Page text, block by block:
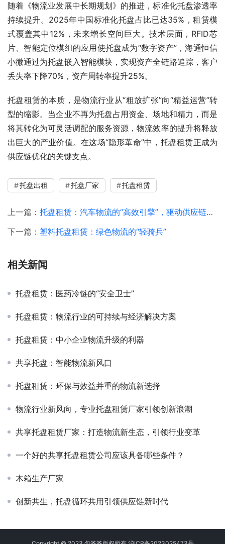
随着《物流业发展中长期规划》的推进，标准化托盘渗透率
持续提升。2025年中国标准化托盘占比已达35%，租赁模
式覆盖其中12%，未来增长空间巨大。技术层面，RFID芯
片、智能定位模组的应用使托盘成为“数字资产”，海通恒信
小微通过为托盘嵌入智能模块，实现资产全链路追踪，客户
丢失率下降70%，资产周转率提升25%。
托盘租赁的本质，是物流行业从“粗放扩张”向“精益运营”转
型的缩影。当企业不再为托盘占用资金、场地和精力，而是
将其转化为可灵活调配的服务资源，物流效率的提升将释放
出巨大的产业价值。在这场“隐形革命”中，托盘租赁正成为
供应链优化的关键支点。
托盘出租 托盘厂家 托盘租赁
上一篇： 托盘租赁：汽车物流的“高效引擎”，驱动供应链协同升级
下一篇： 塑料托盘租赁：绿色物流的“轻骑兵”
相关新闻
托盘租赁：医药冷链的“安全卫士”
托盘租赁：物流行业的可持续与经济解决方案
托盘租赁：中小企业物流升级的利器
共享托盘：智能物流新风口
托盘租赁：环保与效益并重的物流新选择
物流行业新风向，专业托盘租赁厂家引领创新浪潮
共享托盘租赁厂家：打造物流新生态，引领行业变革
一个好的共享托盘租赁公司应该具备哪些条件？
木箱生产厂家
创新共生，托盘循环共用引领供应链新时代